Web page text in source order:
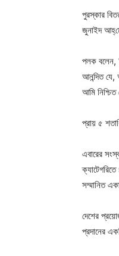
পুরস্কার
জুনাইদ
পলক বলেন,
আনন্দিত যে,
আমি
প্রায় ৫
এবারের
সম্মানিত
দেশের
প্রদানের